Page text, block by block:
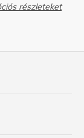
részleteket